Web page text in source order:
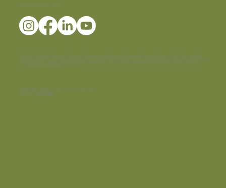
Siga a LEMMA nas Redes Sociais
Disclaimer:
Conteúdo dirigido exclusivamente às farmácias magistrais e profissionais habilitados da área da saúde. Possui caráter
informativo e não dispensa da avaliação criteriosa do profissional habilitado da área da saúde, mediante as necessidades individuais
e a prática clínica. A reprodução e divulgação deste material é restrita a profissionais da saúde e não deve ser veiculada em
quaisquer mídias escritas ou digitais.
© 2025 LEMMA SUPPLY - Todos os direitos reservados.
Produced by
Verity Digital